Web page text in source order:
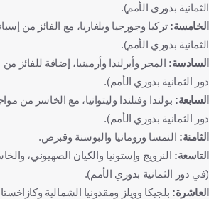
إسبانيا
إسبانيا
إيرلندا الشمالية
أيرلندا الشمالية
تركيا
تركيا
سلوفاكيا
سلوفاكيا
كرواتيا
إستونيا إستونيا بلجيكا
ويلز
ويلز إيطاليا
أذربيجان
فنلندا فنلندا سويسرا
جورجيا كازاخستان
البرتغال
البرتغال أوكرانيا
الثمانية بدوري الأمم).
الخامسة: تركيا وجورجيا وبلغاريا، مع الفائز من
الثمانية بدوري الأمم).
السادسة: المجر وأيرلندا وأرمينيا، إضافة للفائز
دور الثمانية بدوري الأمم).
السابعة: بولندا وفنلندا وليتوانيا، مع الخاسر من
دور الثمانية بدوري الأمم).
الثامنة: النمسا ورومانيا والبوسنة وقبرص.
التاسعة: النرويج وإستونيا والكيان الصهيوني،
(في دور الثمانية بدوري الأمم).
العاشرة: بلجيكا وويلز ومقدونيا الشمالية